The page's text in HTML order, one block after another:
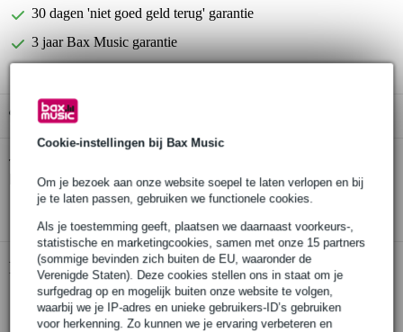
Cookie-instellingen bij Bax Music
Om je bezoek aan onze website soepel te laten verlopen en bij
je te laten passen, gebruiken we functionele cookies.
Als je toestemming geeft, plaatsen we daarnaast voorkeurs-,
statistische en marketingcookies, samen met onze 15 partners
(sommige bevinden zich buiten de EU, waaronder de
Verenigde Staten). Deze cookies stellen ons in staat om je
surfgedrag op en mogelijk buiten onze website te volgen,
waarbij we je IP-adres en unieke gebruikers-ID’s gebruiken
voor herkenning. Zo kunnen we je ervaring verbeteren en
30 dagen 'niet goed geld terug' garantie
3 jaar Bax Music garantie
Gratis ophalen in de winkel
Twijfel je of de
Largebij je past? Doe de check.
Start de check
Productinformatie
microfoonstatief (lang)
in hoogte verstelbaar: van 1050 tot maximaal 1750 mm